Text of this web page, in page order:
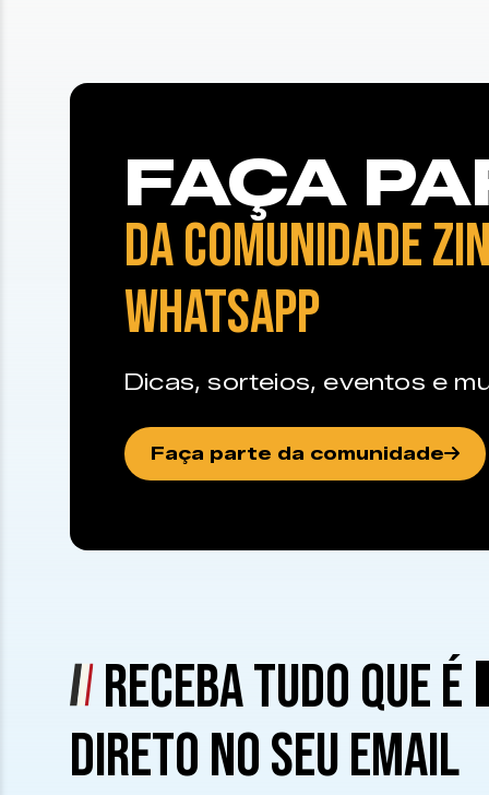
FAÇA
DA COMUNIDADE
WHATSAPP
Dicas, sorteios, eventos e
Faça parte da comunidade
RECEBA TUDO QUE É
DIRETO NO SEU EMAIL